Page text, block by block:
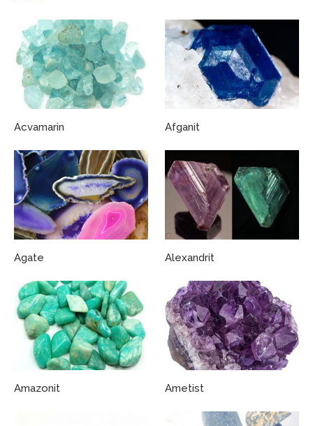
Acvamarin Afganit
Agate Alexandrit
Amazonit Ametist